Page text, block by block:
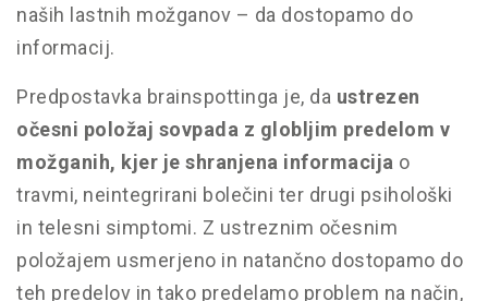
naših lastnih možganov – da dostopamo do
informacij.
Predpostavka brainspottinga je, da ustrezen
očesni položaj sovpada z globljim predelom v
možganih, kjer je shranjena informacija o
travmi, neintegrirani bolečini ter drugi psihološki
in telesni simptomi. Z ustreznim očesnim
položajem usmerjeno in natančno dostopamo do
teh predelov in tako predelamo problem na način,